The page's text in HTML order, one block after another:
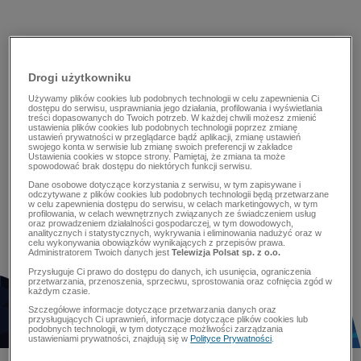
Drogi użytkowniku
Używamy plików cookies lub podobnych technologii w celu zapewnienia Ci
dostępu do serwisu, usprawniania jego działania, profilowania i wyświetlania
treści dopasowanych do Twoich potrzeb. W każdej chwili możesz zmienić
ustawienia plików cookies lub podobnych technologii poprzez zmianę
ustawień prywatności w przeglądarce bądź aplikacji, zmianę ustawień
swojego konta w serwisie lub zmianę swoich preferencji w zakładce
Ustawienia cookies w stopce strony. Pamiętaj, że zmiana ta może
spowodować brak dostępu do niektórych funkcji serwisu.
Dane osobowe dotyczące korzystania z serwisu, w tym zapisywane i
odczytywane z plików cookies lub podobnych technologii będą przetwarzane
w celu zapewnienia dostępu do serwisu, w celach marketingowych, w tym
profilowania, w celach wewnętrznych związanych ze świadczeniem usług
oraz prowadzeniem działalności gospodarczej, w tym dowodowych,
analitycznych i statystycznych, wykrywania i eliminowania nadużyć oraz w
celu wykonywania obowiązków wynikających z przepisów prawa.
Administratorem Twoich danych jestTelewizja Polsat sp. z o.o.
Przysługuje Ci prawo do dostępu do danych, ich usunięcia, ograniczenia
przetwarzania, przenoszenia, sprzeciwu, sprostowania oraz cofnięcia zgód w
każdym czasie.
Szczegółowe informacje dotyczące przetwarzania danych oraz
przysługujących Ci uprawnień, informacje dotyczące plików cookies lub
podobnych technologii, w tym dotyczące możliwości zarządzania
ustawieniami prywatności, znajdują się wPolityce Prywatności